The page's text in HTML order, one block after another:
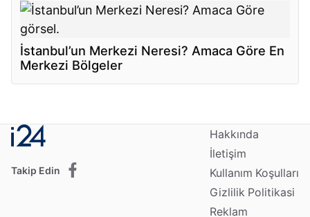
İstanbul’un Merkezi Neresi? Amaca Göre En
Merkezi Bölgeler
Takip Edin
Hakkında
İletişim
Kullanım Koşulları
Gizlilik Politikasi
Reklam